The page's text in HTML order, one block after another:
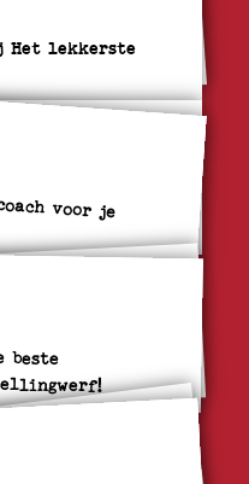
Het lekkerste
voor je
beste